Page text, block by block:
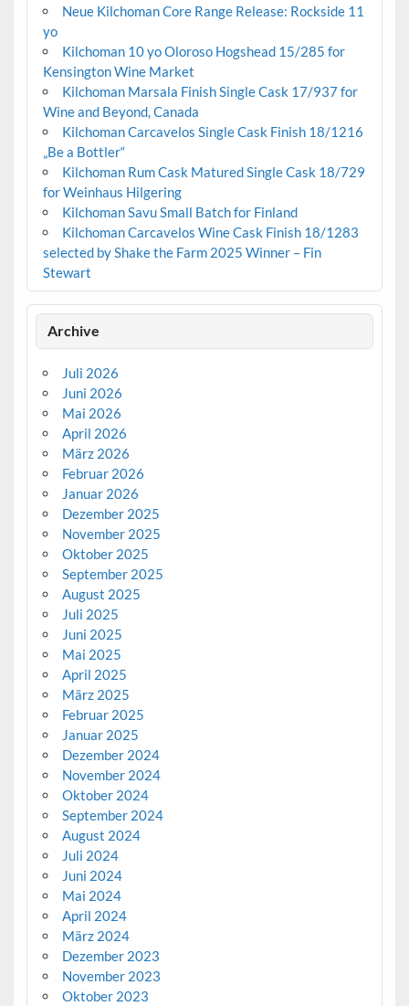
Neue Kilchoman Core Range Release: Rockside 11
yo
Kilchoman 10 yo Oloroso Hogshead 15/285 for
Kensington Wine Market
Kilchoman Marsala Finish Single Cask 17/937 for
Wine and Beyond, Canada
Kilchoman Carcavelos Single Cask Finish 18/1216
„Be a Bottler“
Kilchoman Rum Cask Matured Single Cask 18/729
for Weinhaus Hilgering
Kilchoman Savu Small Batch for Finland
Kilchoman Carcavelos Wine Cask Finish 18/1283
selected by Shake the Farm 2025 Winner – Fin
Stewart
Archive
Juli 2026
Juni 2026
Mai 2026
April 2026
März 2026
Februar 2026
Januar 2026
Dezember 2025
November 2025
Oktober 2025
September 2025
August 2025
Juli 2025
Juni 2025
Mai 2025
April 2025
März 2025
Februar 2025
Januar 2025
Dezember 2024
November 2024
Oktober 2024
September 2024
August 2024
Juli 2024
Juni 2024
Mai 2024
April 2024
März 2024
Dezember 2023
November 2023
Oktober 2023